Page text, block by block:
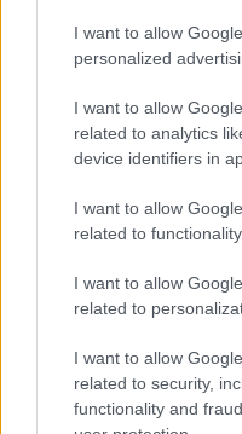
I want to allow
personalized
I want to allow
related to analytics
device identifiers in
I want to allow
related to
I want to allow
related to
I want to allow
related to security,
functionality and
Σε μια
διαύλων
υπουργός
πραγματοποίησε
Βατικανό, όπου
Λέων ΙΔ΄.